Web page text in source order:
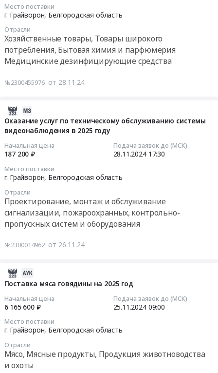
Место поставки
г. Грайворон, Белгородская область
Отрасли
Хозяйственные товары, Товары широкого
потребления, Бытовая химия и парфюмерия
Медицинские дезинфицирующие средства
№2300455976 от 28.11.24
Оказание услуг по техническому обслуживанию системы
видеонаблюдения в 2025 году
Начальная цена
187 200 ₽
Подача заявок до (МСК)
28.11.2024 17:30
Место поставки
г. Грайворон, Белгородская область
Отрасли
Проектирование, монтаж и обслуживание
сигнализации, пожароохранных, контрольно-
пропускных систем и оборудования
№2300014962 от 26.11.24
Поставка мяса говядины на 2025 год
Начальная цена
6 165 600 ₽
Подача заявок до (МСК)
25.11.2024 09:00
Место поставки
г. Грайворон, Белгородская область
Отрасли
Мясо, Мясные продукты, Продукция животноводства
и охоты